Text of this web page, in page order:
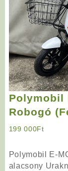
Polymobil
Robogó
199 000Ft
Polymobil E-
alacsony